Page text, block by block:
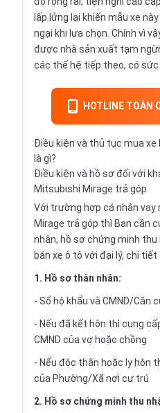
lấp lửng lại khiến mẫu xe
ngại khi lựa chọn. Chính vì
được nhà sản xuất tạm
các thế hệ tiếp theo, có
HOTLINE TOÀN
Điều kiện và thủ tục mua
là gì?
Điều kiện và hồ sơ đối với
Mitsubishi Mirage trả góp
Với trường hợp cá nhân vay
Mirage trả góp thì Bạn cần
nhân, hồ sơ chứng minh
bán xe ô tô với đại lý, chi
1. Hồ sơ thân nhân:
- Sổ hộ khẩu và CMND/Căn
- Nếu đã kết hôn thì cung
CMND của vợ hoặc chồng
- Nếu độc thân hoặc ly hôn
của Phường/Xã nơi cư trú
2. Hồ sơ chứng minh thu